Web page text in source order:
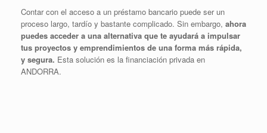
Contar con el acceso a un préstamo bancario puede ser un
proceso largo, tardío y bastante complicado. Sin embargo, ahora
puedes acceder a una alternativa que te ayudará a impulsar
tus proyectos y emprendimientos de una forma más rápida,
y segura. Esta solución es la financiación privada en
ANDORRA.